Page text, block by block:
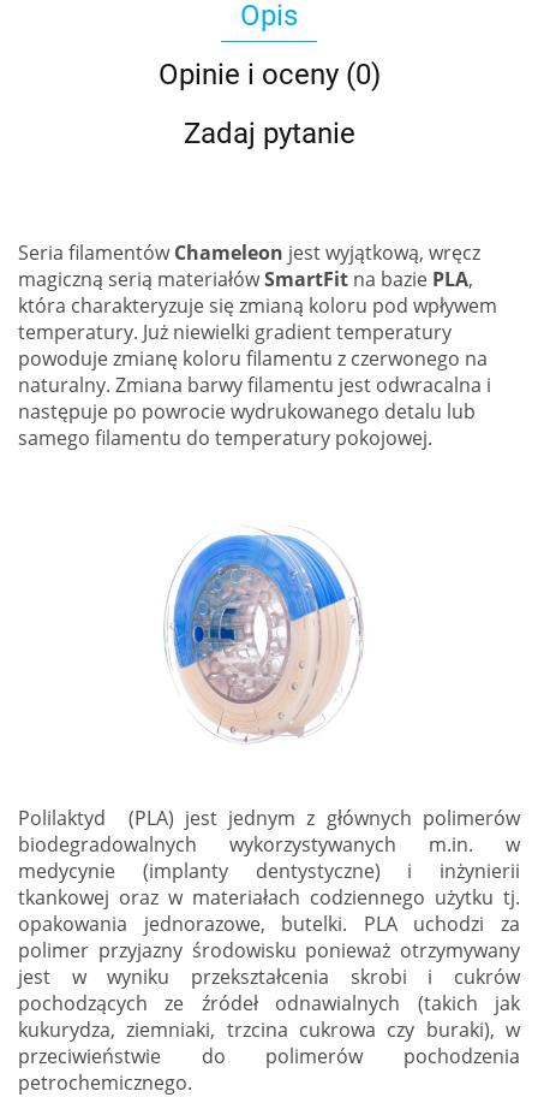
Opis
Opinie i oceny (0)
Zadaj pytanie
Seria filamentówChameleon jest wyjątkową, wręcz
magiczną serią materiałówSmartFit na bazie PLA,
która charakteryzuje się zmianą koloru pod wpływem
temperatury. Już niewielki gradient temperatury
powoduje zmianę koloru filamentu z czerwonego na
naturalny. Zmiana barwy filamentu jest odwracalna i
następuje po powrocie wydrukowanego detalu lub
samego filamentu do temperatury pokojowej.
Polilaktyd (PLA) jest jednym z głównych polimerów
biodegradowalnych wykorzystywanych m.in. w
medycynie (implanty dentystyczne) i inżynierii
tkankowej oraz w materiałach codziennego użytku tj.
opakowania jednorazowe, butelki. PLA uchodzi za
polimer przyjazny środowisku ponieważ otrzymywany
jest w wyniku przekształcenia skrobi i cukrów
pochodzących ze źródeł odnawialnych (takich jak
kukurydza, ziemniaki, trzcina cukrowa czy buraki), w
przeciwieństwie do polimerów pochodzenia
petrochemicznego.